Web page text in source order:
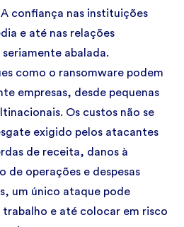
confiança nas instituições
e até nas relações
abalada.
como o ransomware podem
empresas, desde pequenas
Os custos não se
exigido pelos atacantes
de receita, danos à
de operações e despesas
um único ataque pode
e até colocar em risco